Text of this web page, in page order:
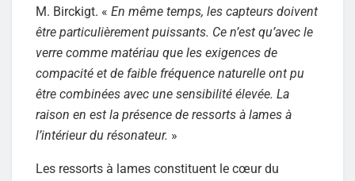
M. Birckigt. « En même temps, les capteurs doivent
être particulièrement puissants. Ce n’est qu’avec le
verre comme matériau que les exigences de
compacité et de faible fréquence naturelle ont pu
être combinées avec une sensibilité élevée. La
raison en est la présence de ressorts à lames à
l’intérieur du résonateur. »
Les ressorts à lames constituent le cœur du